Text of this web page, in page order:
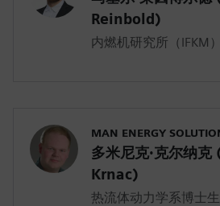
Reinbold)
内燃机研究所（IFKM
MAN ENERGY
多米尼克·克尔纳
Krnac)
热流体动力学系博士生